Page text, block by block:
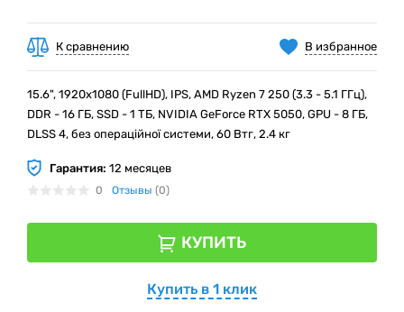
В избранное
К сравнению
15.6", 1920х1080 (FullHD), IPS, AMD Ryzen 7 250 (3.3 - 5.1 ГГц),
DDR - 16 ГБ, SSD - 1 ТБ, NVIDIA GeForce RTX 5050, GPU - 8 ГБ,
DLSS 4, без операційної системи, 60 Втг, 2.4 кг
Гарантия: 12 месяцев
0 Отзывы (0)
КУПИТЬ
Купить в 1 клик